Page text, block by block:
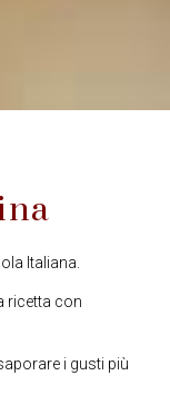
Italiana.
ricetta con
i gusti più